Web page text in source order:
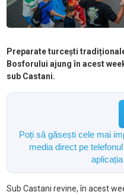
Preparate turcești
Bosforului ajung în acest
sub Castani.
Poți să găsești cele mai
media direct pe
Sub Castani revine, în acest